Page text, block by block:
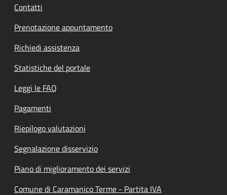
Contatti
Prenotazione appuntamento
Richiedi assistenza
Statistiche del portale
Leggi le FAQ
Pagamenti
Riepilogo valutazioni
Segnalazione disservizio
Piano di miglioramento dei servizi
Comune di Caramanico Terme - Partita IVA